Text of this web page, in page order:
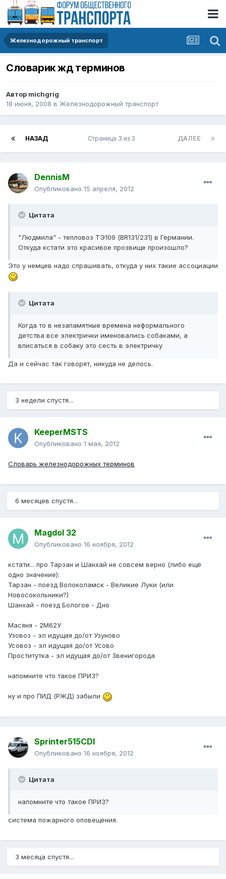
Железнодорожный транспорт
Словарик жд терминов
Автор michgrig
18 июня, 2008 в Железнодорожный транспорт
НАЗАД ДАЛЕЕ
Страница 3 из 3
DennisM
Опубликовано 15 апреля, 2012
Цитата
"Людмила" - тепловоз ТЭ109 (BR131/231) в Германии.
Откуда кстати это красивое прозвище произошло?
Это у немцев надо спрашивать, откуда у них такие ассоциации
Цитата
Когда то в незапамятные времена неформального
детства все электрички именовались собаками, а
вписаться в собаку это сесть в электричку
Да и сейчас так говорят, никуда не делось.
3 недели спустя...
KeeperMSTS
Опубликовано 1 мая, 2012
Словарь железнодорожных терминов
6 месяцев спустя...
Magdol 32
Опубликовано 16 ноября, 2012
кстати... про Тарзан и Шанхай не совсем верно (либо ещё
одно значение):
Тарзан - поезд Волоколамск - Великие Луки (или
Новосокольники?)
Шанхай - поезд Бологое - Дно
Масяня - 2М62У
Узовоз - эл идущая до/от Узуново
Усовоз - эл идущая до/от Усово
Проститутка - эл идущая до/от Звенигорода
напомните что такое ПРИЗ?
ну и про ПИД (РЖД) забыли
Sprinter515CDI
Опубликовано 16 ноября, 2012
Цитата
напомните что такое ПРИЗ?
система пожарного оповещения.
3 месяца спустя...